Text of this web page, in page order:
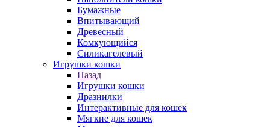
Бумажные
Впитывающий
Древесный
Комкующийся
Силикагелевый
Игрушки кошки
Назад
Игрушки кошки
Дразнилки
Интерактивные для кошек
Мягкие для кошек